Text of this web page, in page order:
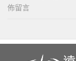
佈留言